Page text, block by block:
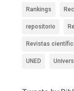
Rankings
repositorio
Revistas
UNED